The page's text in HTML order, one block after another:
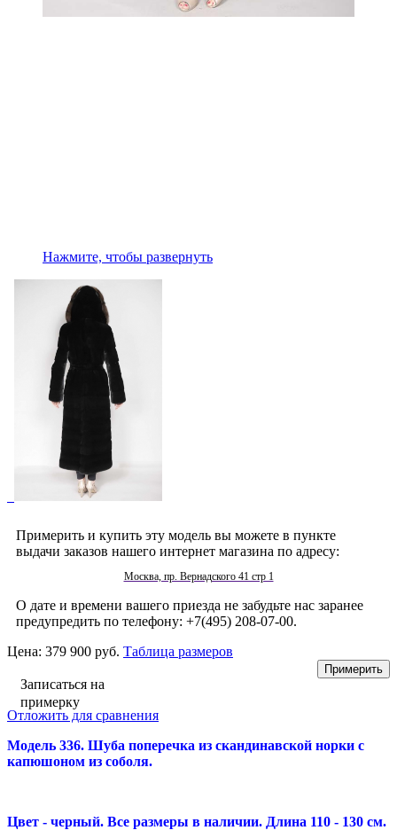
Нажмите, чтобы развернуть
Примерить и купить эту модель вы можете в пункте
выдачи заказов нашего интернет магазина по адресу:
Москва, пр. Вернадского 41 стр 1
О дате и времени вашего приезда не забудьте нас заранее
предупредить по телефону: +7(495) 208-07-00.
Цена: 379 900 руб. Таблица размеров
Записаться на
примерку
Отложить для сравнения
Модель 336. Шуба поперечка из скандинавской норки с
капюшоном из соболя.
Цвет - черный. Все размеры в наличии. Длина 110 - 130 см.